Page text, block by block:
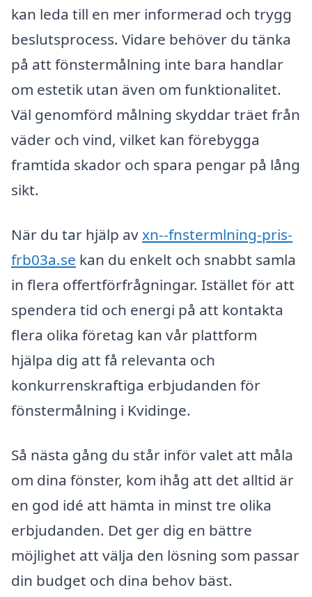
kan leda till en mer informerad och trygg
beslutsprocess. Vidare behöver du tänka
på att fönstermålning inte bara handlar
om estetik utan även om funktionalitet.
Väl genomförd målning skyddar träet från
väder och vind, vilket kan förebygga
framtida skador och spara pengar på lång
sikt.
När du tar hjälp avxn--fnstermlning-pris-
frb03a.se kan du enkelt och snabbt samla
in flera offertförfrågningar. Istället för att
spendera tid och energi på att kontakta
flera olika företag kan vår plattform
hjälpa dig att få relevanta och
konkurrenskraftiga erbjudanden för
fönstermålning i Kvidinge.
Så nästa gång du står inför valet att måla
om dina fönster, kom ihåg att det alltid är
en god idé att hämta in minst tre olika
erbjudanden. Det ger dig en bättre
möjlighet att välja den lösning som passar
din budget och dina behov bäst.